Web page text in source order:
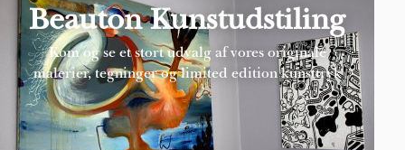
Beauton Kunstudstiling
Kom og se et stort udvalg af vores originale
malerier, tegninger og limited edition kunsttryk